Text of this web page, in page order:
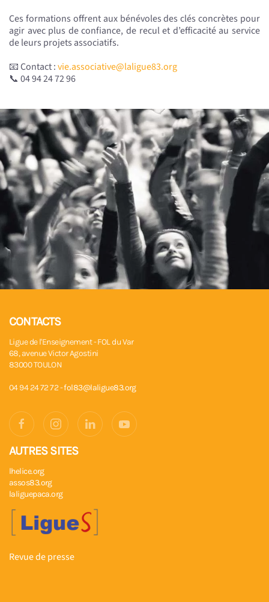
Ces formations offrent aux bénévoles des clés concrètes pour
agir avec plus de confiance, de recul et d’efficacité au service
de leurs projets associatifs.
📧 Contact :vie.associative@laligue83.org
📞 04 94 24 72 96
CONTACTS
Ligue de l'Enseignement - FOL du Var
68, avenue Victor Agostini
83000 TOULON
04 94 24 72 72 -fol83@laligue83.org
AUTRES SITES
lhelice.org
assos83.org
laliguepaca.org
Revue de presse